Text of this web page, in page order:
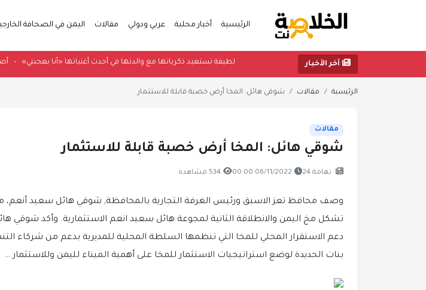
الرئيسية أخبار محلية عربي ودولي مقالات اليمن في الصحافة
آخر الأخبار لطيفة تستعيد ذكرياتها مع والدتها في أحدث أغنياتها «أنا بعجبني»
الرئيسية مقالات شوقي هائل: المخا أرض خصبة قابلة للاستثمار
مقالات
شوقي هائل: المخا أرض خصبة قابلة للاستثمار
تهامة 24 06/11/2022 00:00 534 مشاهدة
وصف محافظ تعز الاسبق ورئيس الغرفة التجارية بالمحافظة, شوقي هائل سعيد أنعم،
تشكل مخ اليمن والانطلاقة الثانية لمجوعة هائل سعيد انعم الاستثمارية. وأكد شوقي
دعم الاستقرار المحلي للمخا التي تنظمها السلطة المحلية للمديرية بدعم من شركاء
بنات الحديدة لوضع استراتيجيات الاستثمار للمخا على أهمية الميناء لليمن وللاستثمار …